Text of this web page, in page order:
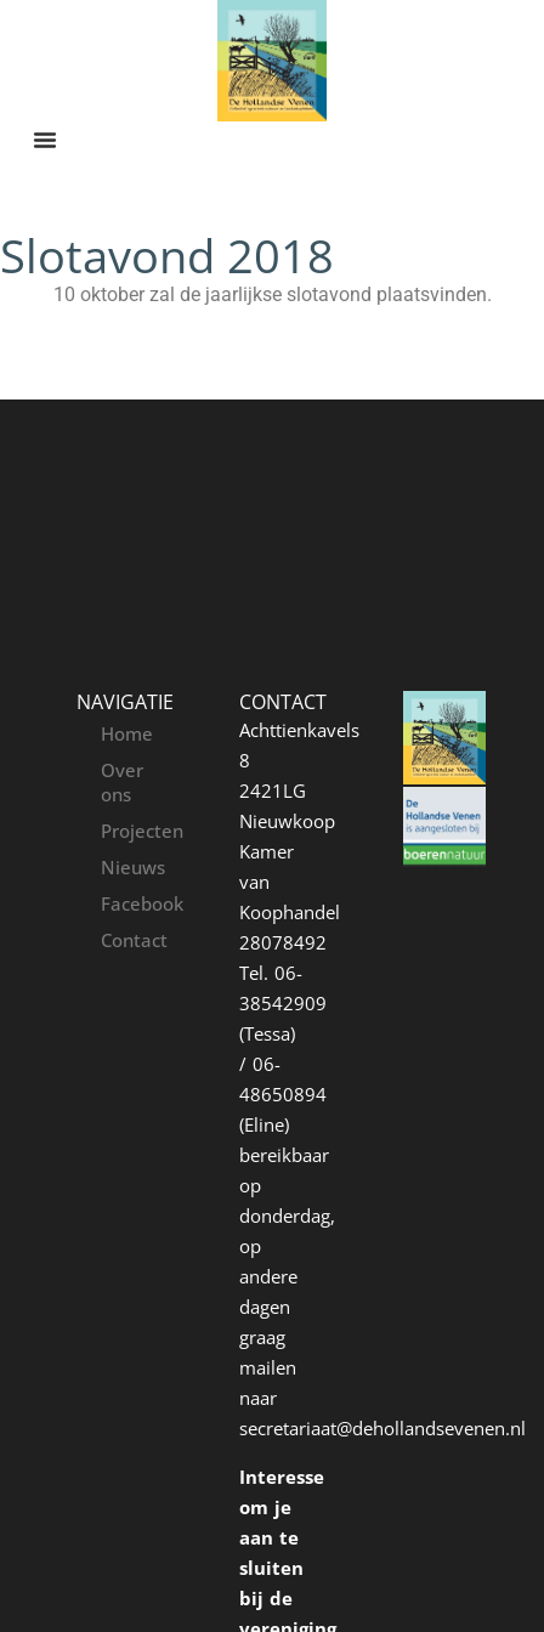
Slotavond 2018
10 oktober zal de jaarlijkse slotavond plaatsvinden.
NAVIGATIE
Home
Over
ons
Projecten
Nieuws
Facebook
Contact
CONTACT
Achttienkavels
8
2421LG
Nieuwkoop
Kamer
van
Koophandel
28078492
Tel. 06-
38542909
(Tessa)
/ 06-
48650894
(Eline)
bereikbaar
op
donderdag,
op
andere
dagen
graag
mailen
naar
secretariaat@dehollandsevenen.nl
Interesse
om je
aan te
sluiten
bij de